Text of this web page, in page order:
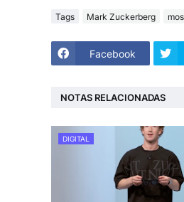
Tags Mark Zuckerberg
Facebook
NOTAS RELACIONADAS
DIGITAL